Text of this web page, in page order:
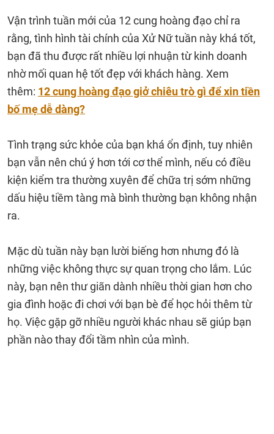
Vận trình tuần mới của 12 cung hoàng đạo chỉ ra
rằng, tình hình tài chính của Xử Nữ tuần này khá tốt,
bạn đã thu được rất nhiều lợi nhuận từ kinh doanh
nhờ mối quan hệ tốt đẹp với khách hàng. Xem
thêm: 12 cung hoàng đạo giở chiêu trò gì để xin tiền
bố mẹ dễ dàng?
Tình trạng sức khỏe của bạn khá ổn định, tuy nhiên
bạn vẫn nên chú ý hơn tới cơ thể mình, nếu có điều
kiện kiểm tra thường xuyên để chữa trị sớm những
dấu hiệu tiềm tàng mà bình thường bạn không nhận
ra.
Mặc dù tuần này bạn lười biếng hơn nhưng đó là
những việc không thực sự quan trọng cho lắm. Lúc
này, bạn nên thư giãn dành nhiều thời gian hơn cho
gia đình hoặc đi chơi với bạn bè để học hỏi thêm từ
họ. Việc gặp gỡ nhiều người khác nhau sẽ giúp bạn
phần nào thay đổi tầm nhìn của mình.